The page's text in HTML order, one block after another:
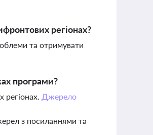
регіонах?
та отримувати
програми?
регіонах. Джерело
з посиланнями та